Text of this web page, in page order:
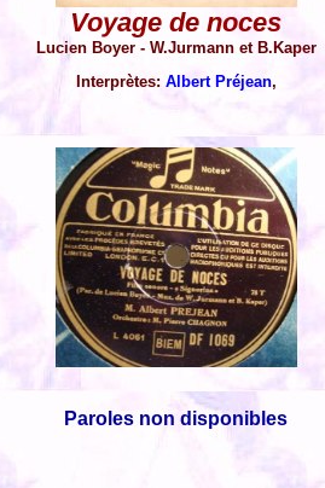
Voyage de noces
Lucien Boyer - W.Jurmann et B.Kaper
Interprètes: Albert Préjean,
Paroles non disponibles